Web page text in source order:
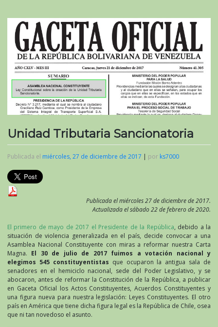
Unidad Tributaria Sancionatoria
Publicada el miércoles, 27 de diciembre de 2017 | por ks7000
Publicada el miércoles 27 de diciembre de 2017.
Actualizada el sábado 22 de febrero de 2020.
El primero de mayo de 2017 el Presidente de la República, debido a la
situación de violencia generalizada en el país, decide convocar a una
Asamblea Nacional Constituyente con miras a reformar nuestra Carta
Magna. El 30 de julio de 2017 fuimos a votación nacional y
elegimos 545 constituyentistas que ocuparon la antigua sala de
senadores en el hemiciclo nacional, sede del Poder Legislativo, y se
abocaron, antes de reformar la Constitución de la República, a publicar
en Gaceta Oficial los Actos Constituyentes, Acuerdos Constituyentes y
una figura nueva para nuestra legislación: Leyes Constituyentes. El otro
país en América que tiene dicha figura legal es la República de Chile, osea
que ni tan novedoso el asunto.